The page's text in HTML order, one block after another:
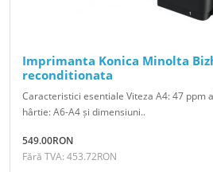
Imprimanta Konica Minolta
reconditionata
Caracteristici esentiale Viteza A4: 47 ppm
hârtie: A6-A4 și dimensiuni..
549.00RON
Fără TVA: 453.72RON